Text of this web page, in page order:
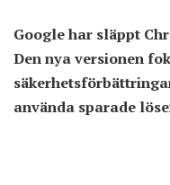
Google har släppt
Den nya versionen
använda sparade